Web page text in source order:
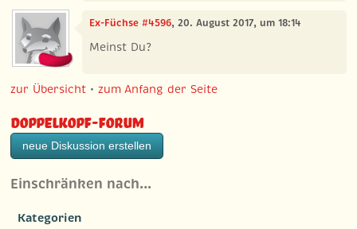
Ex-Füchse #4596, 20. August 2017, um 18:14
Meinst Du?
zur Übersicht •zum Anfang der Seite
Doppelkopf-Forum
neue Diskussion erstellen
Einschränken nach…
Kategorien